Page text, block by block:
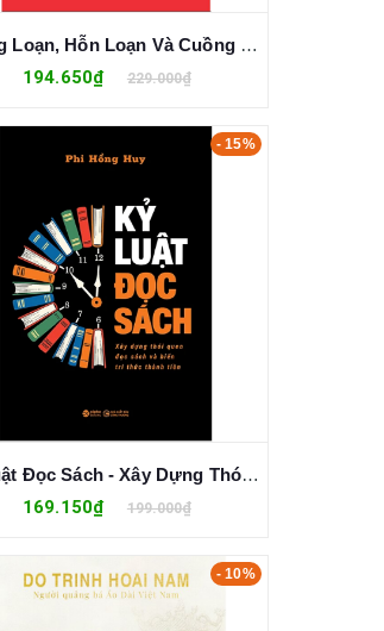
Hoảng Loạn, Hỗn Loạn Và Cuồng Loạn
194.650₫ 229.000₫
- 15%
Kỷ Luật Đọc Sách - Xây Dựng Thói Quen Đọc Sách Và Biến Tri Thức Thành Tiền - Phi Hồng Huy
169.150₫ 199.000₫
- 10%